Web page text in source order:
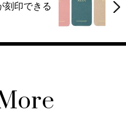
刻印できる